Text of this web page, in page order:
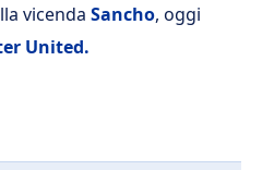
vicenda Sancho, oggi
United.